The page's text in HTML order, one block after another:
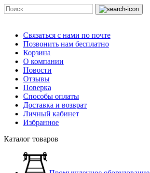
Связаться с нами по почте
Позвонить нам бесплатно
Корзина
О компании
Новости
Отзывы
Поверка
Способы оплаты
Доставка и возврат
Личный кабинет
Избранное
Каталог товаров